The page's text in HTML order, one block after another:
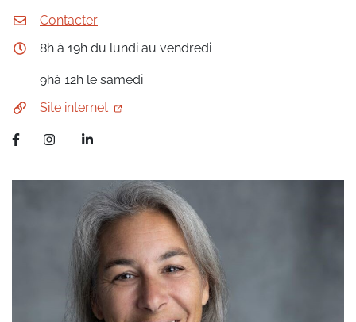
Contacter
8h à 19h du lundi au vendredi
9hà 12h le samedi
Site internet
FacebookInstagramLinkedIn